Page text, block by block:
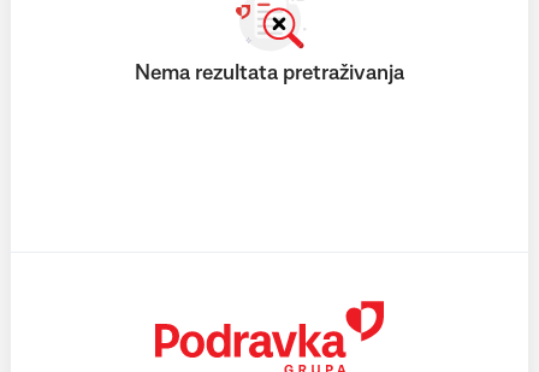
Nema rezultata pretraživanja